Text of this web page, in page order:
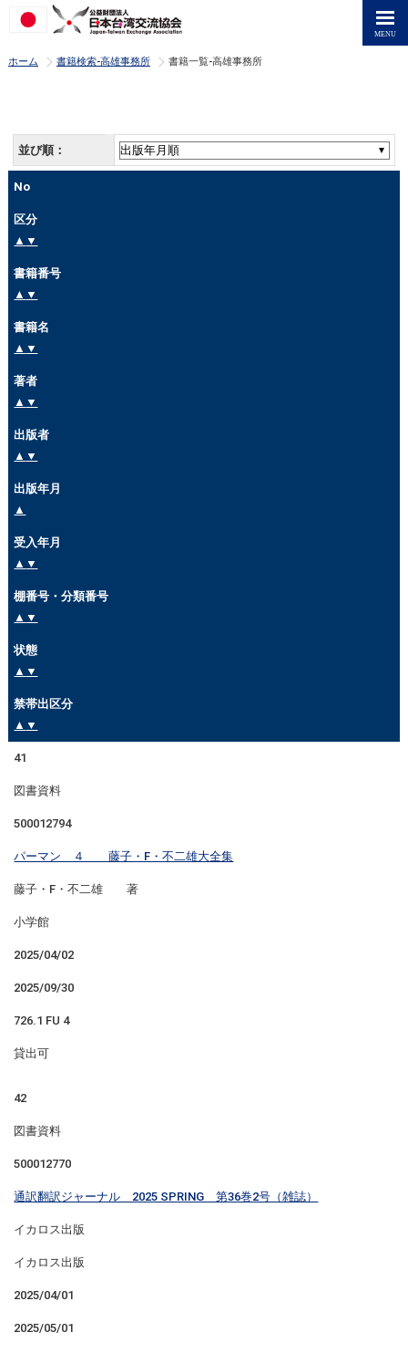
ホーム >
書籍検索-高雄事務所 >
書籍一覧-高雄事務所
並び順：
No
区分
▲ ▼
書籍番号
▲ ▼
書籍名
▲ ▼
著者
▲ ▼
出版者
▲ ▼
出版年月
▲
受入年月
▲ ▼
棚番号・分類番号
▲ ▼
状態
▲ ▼
禁帯出区分
▲ ▼
41
図書資料
500012794
パーマン ４ 藤子・F・不二雄大全集
藤子・F・不二雄 著
小学館
2025/04/02
2025/09/30
726.1 FU 4
貸出可
42
図書資料
500012770
通訳翻訳ジャーナル 2025 SPRING 第36巻2号（雑誌）
イカロス出版
イカロス出版
2025/04/01
2025/05/01